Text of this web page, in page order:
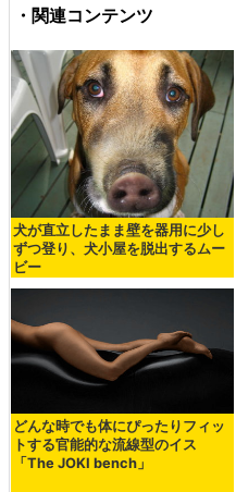
・関連コンテンツ
犬が直立したまま壁を器用に少し
ずつ登り、犬小屋を脱出するムー
ビー
どんな時でも体にぴったりフィッ
トする官能的な流線型のイス
「The JOKI bench」